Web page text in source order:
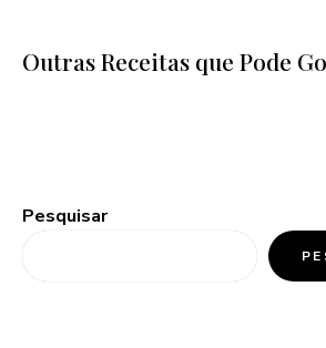
Outras Receitas que Pode
Pesquisar